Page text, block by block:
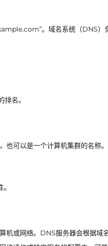
。域名系统（DNS）
名。
可以是一个计算机集群的名称。
机或网络。DNS服务器会根据域